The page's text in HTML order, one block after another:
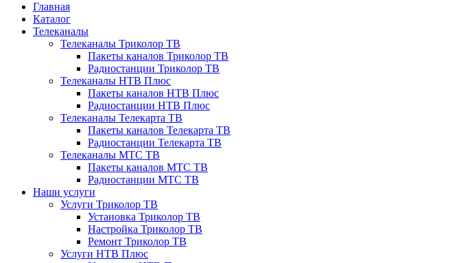
Главная
Каталог
Телеканалы
Телеканалы Триколор ТВ
Пакеты каналов Триколор ТВ
Радиостанции Триколор ТВ
Телеканалы НТВ Плюс
Пакеты каналов НТВ Плюс
Радиостанции НТВ Плюс
Телеканалы Телекарта ТВ
Пакеты каналов Телекарта ТВ
Радиостанции Телекарта ТВ
Телеканалы МТС ТВ
Пакеты каналов МТС ТВ
Радиостанции МТС ТВ
Наши услуги
Услуги Триколор ТВ
Установка Триколор ТВ
Настройка Триколор ТВ
Ремонт Триколор ТВ
Услуги НТВ Плюс